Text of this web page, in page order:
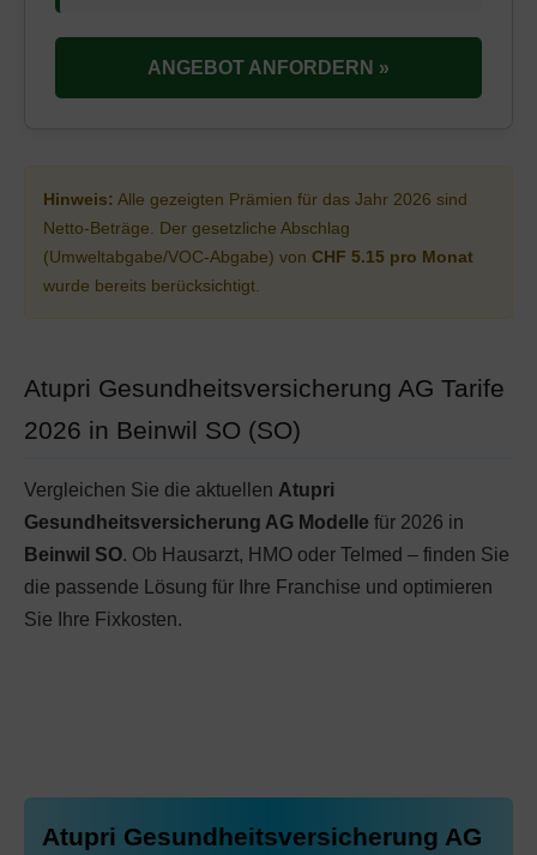
ANGEBOT ANFORDERN »
Hinweis: Alle gezeigten Prämien für das Jahr 2026 sind
Netto-Beträge. Der gesetzliche Abschlag
(Umweltabgabe/VOC-Abgabe) von CHF 5.15 pro Monat
wurde bereits berücksichtigt.
Atupri Gesundheitsversicherung AG Tarife
2026 in Beinwil SO (SO)
Vergleichen Sie die aktuellen Atupri
Gesundheitsversicherung AG Modelle für 2026 in
Beinwil SO. Ob Hausarzt, HMO oder Telmed – finden Sie
die passende Lösung für Ihre Franchise und optimieren
Sie Ihre Fixkosten.
Atupri Gesundheitsversicherung AG